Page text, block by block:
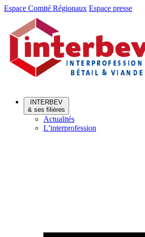
Aller
Aller
contenu
Espace Comité Régionaux Espace presse
INTERBEV
& ses filières
Actualités
L’interprofession